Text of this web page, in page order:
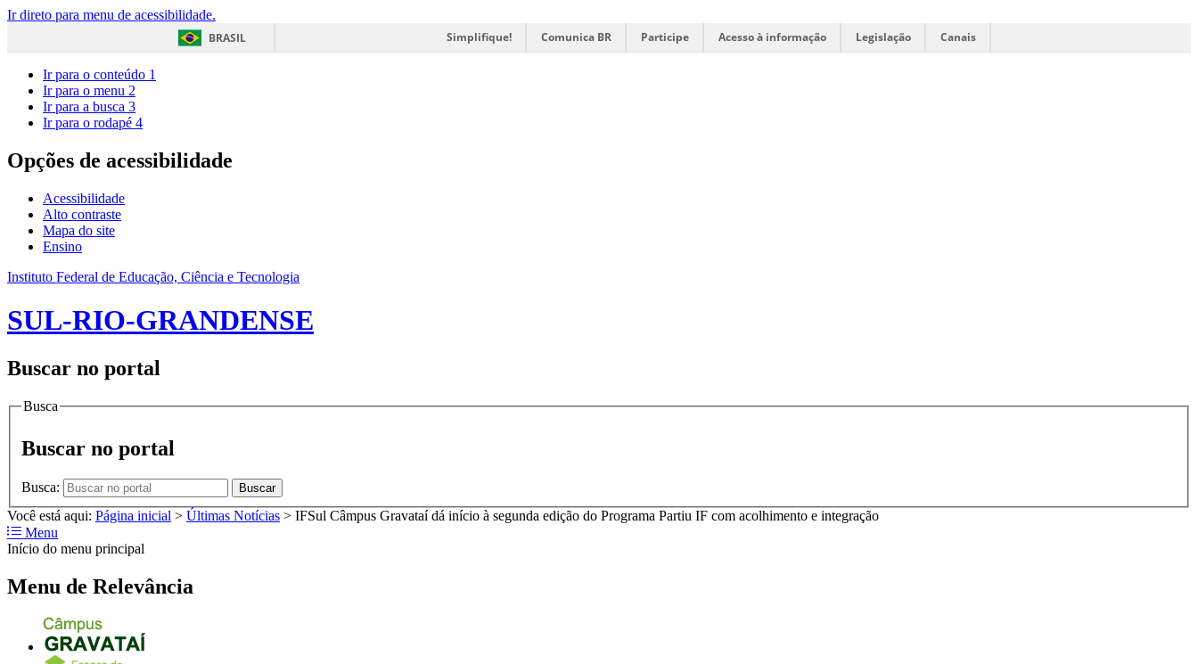
Ir direto para menu de acessibilidade.
BRASIL
Simplifique! Comunica BR Participe Acesso à informação Legislação Canais
Ir para o conteúdo 1
Ir para o menu 2
Ir para a busca 3
Ir para o rodapé 4
Opções de acessibilidade
Acessibilidade
Alto contraste
Mapa do site
Ensino
Instituto Federal de Educação, Ciência e Tecnologia
SUL-RIO-GRANDENSE
Buscar no portal
Busca
Buscar no portal
Busca: Buscar
Você está aqui: Página inicial > Últimas Notícias > IFSul Câmpus Gravataí dá início à segunda edição do Programa Partiu IF com acolhimento e integração
Menu
Início do menu principal
Menu de Relevância